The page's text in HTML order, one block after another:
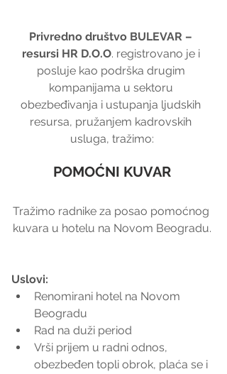
Privredno društvo BULEVAR –
resursi HR D.O.O. registrovano je i
posluje kao podrška drugim
kompanijama u sektoru
obezbeđivanja i ustupanja ljudskih
resursa, pružanjem kadrovskih
usluga, tražimo:
POMOĆNI KUVAR
Tražimo radnike za posao pomoćnog
kuvara u hotelu na Novom Beogradu.
Uslovi:
Renomirani hotel na Novom
Beogradu
Rad na duži period
Vrši prijem u radni odnos,
obezbeđen topli obrok, plaća se i